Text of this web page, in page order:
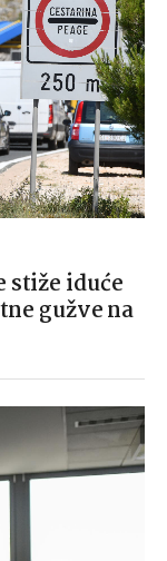
stiže iduće
gužve na